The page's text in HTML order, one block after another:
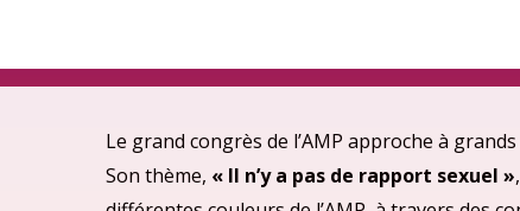
Le grand congrès de l’AMP approche à grands
Son thème, « Il n’y a pas de rapport sexuel »